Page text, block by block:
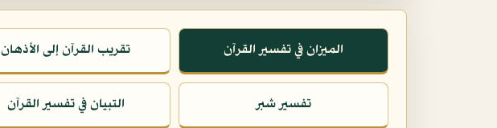
الميزان في تفسير القرآن تقريب القرآن إلى الأذهان
تفسير شبر التبيان في تفسير القرآن